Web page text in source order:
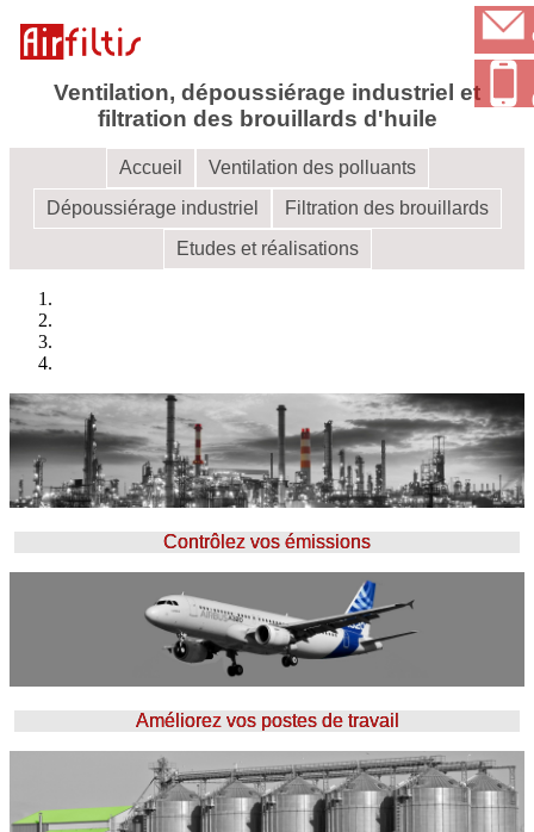
Ventilation, dépoussiérage industriel et
filtration des brouillards d'huile
Accueil
Ventilation des polluants
Dépoussiérage industriel
Filtration des brouillards
Etudes et réalisations
Contrôlez vos émissions
Améliorez vos postes de travail